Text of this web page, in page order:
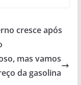
cresce após
mas vamos
da gasolina